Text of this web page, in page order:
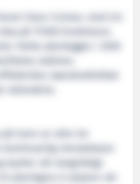
Seas Cruises, med sin
Dette planlegges i 2026
bærekrafstiltak
tvers av våre tre
introduksjon
styrker vår langsiktige
ytterligere å skalere vår